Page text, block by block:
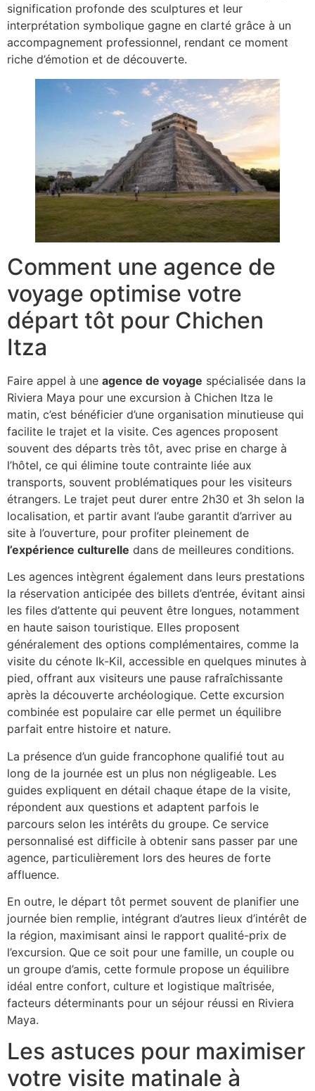
signification profonde des sculptures et leur
interprétation symbolique gagne en clarté grâce à un
accompagnement professionnel, rendant ce moment
riche d’émotion et de découverte.
Comment une agence de
voyage optimise votre
départ tôt pour Chichen
Itza
Faire appel à une agence de voyage spécialisée dans la
Riviera Maya pour une excursion à Chichen Itza le
matin, c’est bénéficier d’une organisation minutieuse qui
facilite le trajet et la visite. Ces agences proposent
souvent des départs très tôt, avec prise en charge à
l’hôtel, ce qui élimine toute contrainte liée aux
transports, souvent problématiques pour les visiteurs
étrangers. Le trajet peut durer entre 2h30 et 3h selon la
localisation, et partir avant l’aube garantit d’arriver au
site à l’ouverture, pour profiter pleinement de
l’expérience culturelle dans de meilleures conditions.
Les agences intègrent également dans leurs prestations
la réservation anticipée des billets d’entrée, évitant ainsi
les files d’attente qui peuvent être longues, notamment
en haute saison touristique. Elles proposent
généralement des options complémentaires, comme la
visite du cénote Ik-Kil, accessible en quelques minutes à
pied, offrant aux visiteurs une pause rafraîchissante
après la découverte archéologique. Cette excursion
combinée est populaire car elle permet un équilibre
parfait entre histoire et nature.
La présence d’un guide francophone qualifié tout au
long de la journée est un plus non négligeable. Les
guides expliquent en détail chaque étape de la visite,
répondent aux questions et adaptent parfois le
parcours selon les intérêts du groupe. Ce service
personnalisé est difficile à obtenir sans passer par une
agence, particulièrement lors des heures de forte
affluence.
En outre, le départ tôt permet souvent de planifier une
journée bien remplie, intégrant d’autres lieux d’intérêt de
la région, maximisant ainsi le rapport qualité-prix de
l’excursion. Que ce soit pour une famille, un couple ou
un groupe d’amis, cette formule propose un équilibre
idéal entre confort, culture et logistique maîtrisée,
facteurs déterminants pour un séjour réussi en Riviera
Maya.
Les astuces pour maximiser
votre visite matinale à